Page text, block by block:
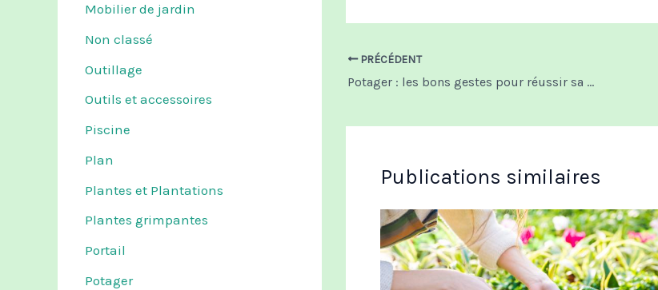
Mobilier de jardin
Non classé
Outillage
Outils et accessoires
Piscine
Plan
Plantes et Plantations
Plantes grimpantes
Portail
Potager
PRÉCÉDENT
Potager : les bons gestes pour réussir sa plantation de tomate
Publications similaires